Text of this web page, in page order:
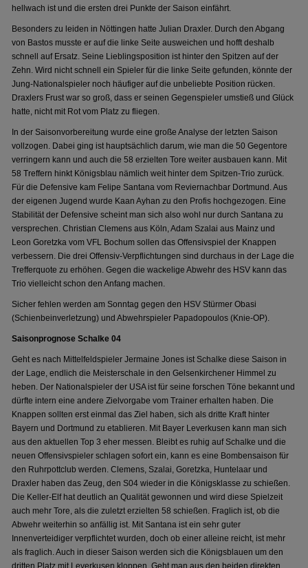
hellwach ist und die ersten drei Punkte der Saison einfährt.
Besonders zu leiden in Nöttingen hatte Julian Draxler. Durch den Abgang
von Bastos musste er auf die linke Seite ausweichen und hofft deshalb
schnell auf Ersatz. Seine Lieblingsposition ist hinter den Spitzen auf der
Zehn. Wird nicht schnell ein Spieler für die linke Seite gefunden, könnte der
Jung-Nationalspieler noch häufiger auf die unbeliebte Position rücken.
Draxlers Frust war so groß, dass er seinen Gegenspieler umstieß und Glück
hatte, nicht mit Rot vom Platz zu fliegen.
In der Saisonvorbereitung wurde eine große Analyse der letzten Saison
vollzogen. Dabei ging ist hauptsächlich darum, wie man die 50 Gegentore
verringern kann und auch die 58 erzielten Tore weiter ausbauen kann. Mit
58 Treffern hinkt Königsblau nämlich weit hinter dem Spitzen-Trio zurück.
Für die Defensive kam Felipe Santana vom Reviernachbar Dortmund. Aus
der eigenen Jugend wurde Kaan Ayhan zu den Profis hochgezogen. Eine
Stabilität der Defensive scheint man sich also wohl nur durch Santana zu
versprechen. Christian Clemens aus Köln, Adam Szalai aus Mainz und
Leon Goretzka vom VFL Bochum sollen das Offensivspiel der Knappen
verbessern. Die drei Offensiv-Verpflichtungen sind durchaus in der Lage die
Trefferquote zu erhöhen. Gegen die wackelige Abwehr des HSV kann das
Trio vielleicht schon den Anfang machen.
Sicher fehlen werden am Sonntag gegen den HSV Stürmer Obasi
(Schienbeinverletzung) und Abwehrspieler Papadopoulos (Knie-OP).
Saisonprognose Schalke 04
Geht es nach Mittelfeldspieler Jermaine Jones ist Schalke diese Saison in
der Lage, endlich die Meisterschale in den Gelsenkirchener Himmel zu
heben. Der Nationalspieler der USA ist für seine forschen Töne bekannt und
dürfte intern eine andere Zielvorgabe vom Trainer erhalten haben. Die
Knappen sollten erst einmal das Ziel haben, sich als dritte Kraft hinter
Bayern und Dortmund zu etablieren. Mit Bayer Leverkusen kann man sich
aus den aktuellen Top 3 eher messen. Bleibt es ruhig auf Schalke und die
neuen Offensivspieler schlagen sofort ein, kann es eine Bombensaison für
den Ruhrpottclub werden. Clemens, Szalai, Goretzka, Huntelaar und
Draxler haben das Zeug, den S04 wieder in die Königsklasse zu schießen.
Die Keller-Elf hat deutlich an Qualität gewonnen und wird diese Spielzeit
auch mehr Tore, als die zuletzt erzielten 58 schießen. Fraglich ist, ob die
Abwehr weiterhin so anfällig ist. Mit Santana ist ein sehr guter
Innenverteidiger verpflichtet wurden, doch ob einer alleine reicht, ist mehr
als fraglich. Auch in dieser Saison werden sich die Königsblauen um den
dritten Platz mit Leverkusen kloppen. Geht man aus den beiden direkten